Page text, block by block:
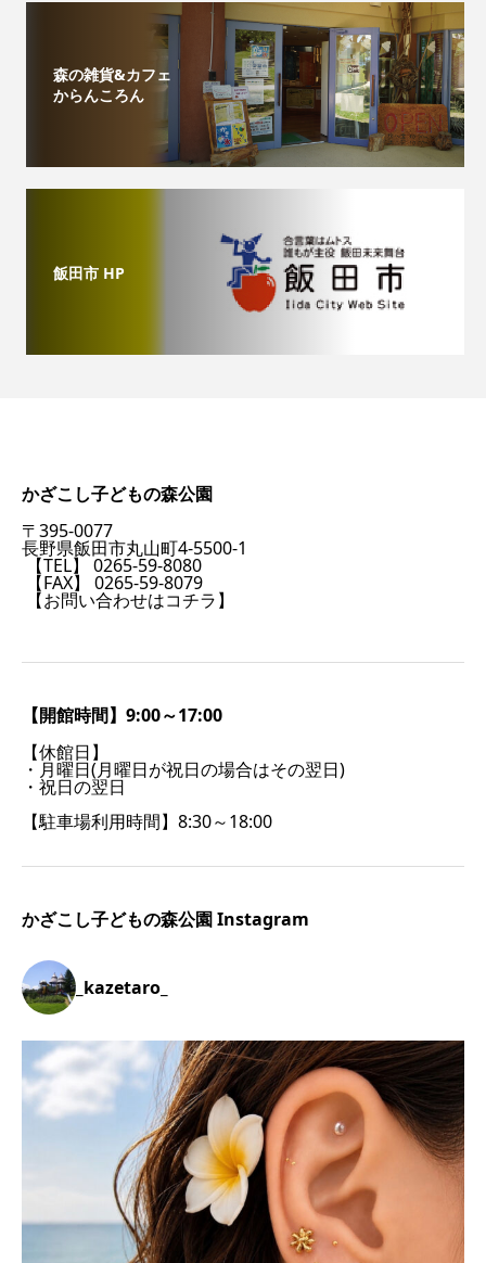
森の雑貨&カフェ
からんころん
飯田市 HP
かざこし子どもの森公園
〒395-0077
長野県飯田市丸山町4-5500-1
【TEL】 0265-59-8080
【FAX】 0265-59-8079
【お問い合わせはコチラ】
【開館時間】9:00～17:00
【休館日】
・月曜日(月曜日が祝日の場合はその翌日)
・祝日の翌日
【駐車場利用時間】8:30～18:00
かざこし子どもの森公園 Instagram
_kazetaro_